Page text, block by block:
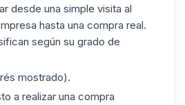
desde una simple visita al
hasta una compra real.
según su grado de
mostrado).
a realizar una compra